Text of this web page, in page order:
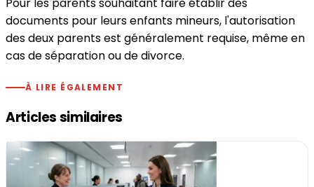
Pour les parents souhaitant faire établir des
documents pour leurs enfants mineurs, l'autorisation
des deux parents est généralement requise, même en
cas de séparation ou de divorce.
À LIRE ÉGALEMENT
Articles similaires